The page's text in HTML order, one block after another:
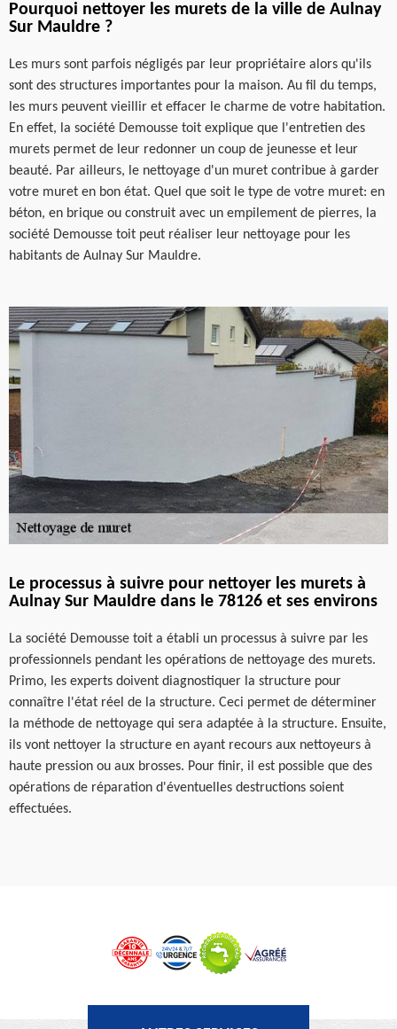
Pourquoi nettoyer les murets de la ville de Aulnay
Sur Mauldre ?
Les murs sont parfois négligés par leur propriétaire alors qu'ils
sont des structures importantes pour la maison. Au fil du temps,
les murs peuvent vieillir et effacer le charme de votre habitation.
En effet, la société Demousse toit explique que l'entretien des
murets permet de leur redonner un coup de jeunesse et leur
beauté. Par ailleurs, le nettoyage d'un muret contribue à garder
votre muret en bon état. Quel que soit le type de votre muret: en
béton, en brique ou construit avec un empilement de pierres, la
société Demousse toit peut réaliser leur nettoyage pour les
habitants de Aulnay Sur Mauldre.
Le processus à suivre pour nettoyer les murets à
Aulnay Sur Mauldre dans le 78126 et ses environs
La société Demousse toit a établi un processus à suivre par les
professionnels pendant les opérations de nettoyage des murets.
Primo, les experts doivent diagnostiquer la structure pour
connaître l'état réel de la structure. Ceci permet de déterminer
la méthode de nettoyage qui sera adaptée à la structure. Ensuite,
ils vont nettoyer la structure en ayant recours aux nettoyeurs à
haute pression ou aux brosses. Pour finir, il est possible que des
opérations de réparation d'éventuelles destructions soient
effectuées.